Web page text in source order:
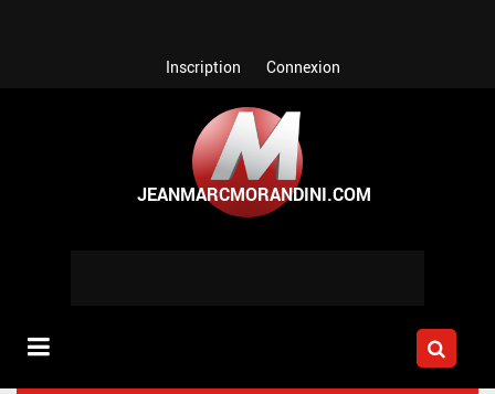
Inscription Connexion